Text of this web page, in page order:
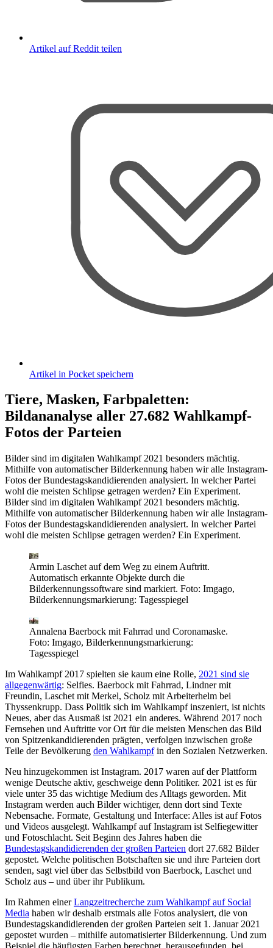
Artikel auf Reddit teilen
Artikel in Pocket speichern
Tiere, Masken, Farbpaletten:
Bildananalyse aller 27.682 Wahlkampf-
Fotos der Parteien
Bilder sind im digitalen Wahlkampf 2021 besonders mächtig.
Mithilfe von automatischer Bilderkennung haben wir alle Instagram-
Fotos der Bundestagskandidierenden analysiert. In welcher Partei
wohl die meisten Schlipse getragen werden? Ein Experiment.
Bilder sind im digitalen Wahlkampf 2021 besonders mächtig.
Mithilfe von automatischer Bilderkennung haben wir alle Instagram-
Fotos der Bundestagskandidierenden analysiert. In welcher Partei
wohl die meisten Schlipse getragen werden? Ein Experiment.
Armin Laschet auf dem Weg zu einem Auftritt.
Automatisch erkannte Objekte durch die
Bilderkennungssoftware sind markiert. Foto: Imgago,
Bilderkennungsmarkierung: Tagesspiegel
Annalena Baerbock mit Fahrrad und Coronamaske.
Foto: Imgago, Bilderkennungsmarkierung:
Tagesspiegel
Im Wahlkampf 2017 spielten sie kaum eine Rolle, 2021 sind sie
allgegenwärtig: Selfies. Baerbock mit Fahrrad, Lindner mit
Freundin, Laschet mit Merkel, Scholz mit Arbeiterhelm bei
Thyssenkrupp. Dass Politik sich im Wahlkampf inszeniert, ist nichts
Neues, aber das Ausmaß ist 2021 ein anderes. Während 2017 noch
Fernsehen und Auftritte vor Ort für die meisten Menschen das Bild
von Spitzenkandidierenden prägten, verfolgen inzwischen große
Teile der Bevölkerung den Wahlkampfin den Sozialen Netzwerken.
Neu hinzugekommen ist Instagram. 2017 waren auf der Plattform
wenige Deutsche aktiv, geschweige denn Politiker. 2021 ist es für
viele unter 35 das wichtige Medium des Alltags geworden. Mit
Instagram werden auch Bilder wichtiger, denn dort sind Texte
Nebensache. Formate, Gestaltung und Interface: Alles ist auf Fotos
und Videos ausgelegt. Wahlkampf auf Instagram ist Selfiegewitter
und Fotoschlacht. Seit Beginn des Jahres haben die
Bundestagskandidierenden der großen Parteien dort 27.682 Bilder
gepostet. Welche politischen Botschaften sie und ihre Parteien dort
senden, sagt viel über das Selbstbild von Baerbock, Laschet und
Scholz aus – und über ihr Publikum.
Im Rahmen einerLangzeitrecherche zum Wahlkampf auf Social
Media haben wir deshalb erstmals alle Fotos analysiert, die von
Bundestagskandidierenden der großen Parteien seit 1. Januar 2021
gepostet wurden – mithilfe automatisierter Bilderkennung. Und zum